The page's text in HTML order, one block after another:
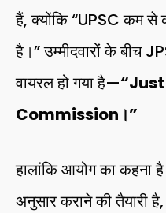
हैं, क्योंकि “UPSC कम से
है।” उम्मीदवारों के बीच
वायरल हो गया है—
Commission।”
हालांकि आयोग का कहना है
अनुसार कराने की तैयारी